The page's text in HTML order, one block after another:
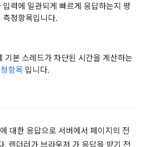
력에 일관되게 빠르게 응답하는지 평
측정항목입니다.
기본 스레드가 차단된 시간을 계산하는
항목 입니다.
대한 응답으로 서버에서 페이지의 전
. 렌더러가 브라우저 가 응답을 받기 전